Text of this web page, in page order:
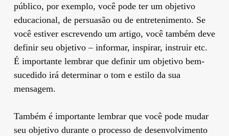
público, por exemplo, você pode ter um objetivo
educacional, de persuasão ou de entretenimento. Se
você estiver escrevendo um artigo, você também deve
definir seu objetivo – informar, inspirar, instruir etc.
É importante lembrar que definir um objetivo bem-
sucedido irá determinar o tom e estilo da sua
mensagem.
Também é importante lembrar que você pode mudar
seu objetivo durante o processo de desenvolvimento